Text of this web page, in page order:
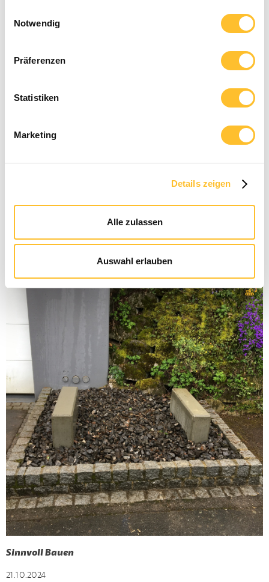
Notwendig
Präferenzen
Statistiken
Marketing
Details zeigen
Alle zulassen
Auswahl erlauben
Sinnvoll Bauen
Langfristige Sicherung einer Decke mit Stahlträgern und
Stahlstützen
Sinnvoll Bauen
21.10.2024